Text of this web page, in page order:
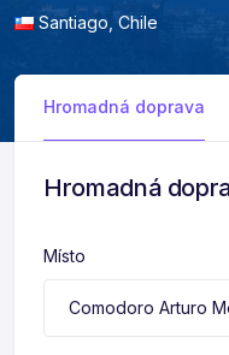
Santiago, Chile
Hromadná doprava
Hromadná
Místo